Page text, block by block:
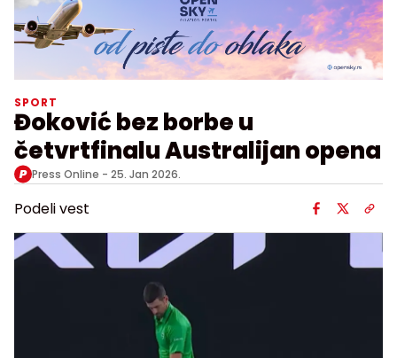
SPORT
Đoković bez borbe u
četvrtfinalu Australijan opena
Press Online - 25. Jan 2026.
Podeli vest